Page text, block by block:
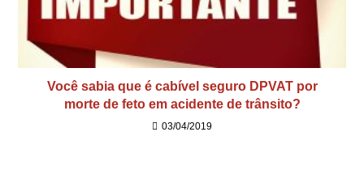
Você sabia que é cabível seguro DPVAT por
morte de feto em acidente de trânsito?
03/04/2019